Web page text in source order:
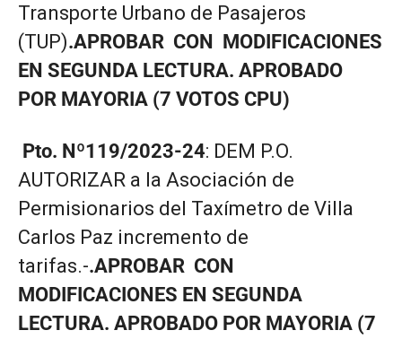
Transporte Urbano de Pasajeros
(TUP).APROBAR CON MODIFICACIONES
EN SEGUNDA LECTURA. APROBADO
POR MAYORIA (7 VOTOS CPU)
Pto. Nº119/2023-24: DEM P.O.
AUTORIZAR a la Asociación de
Permisionarios del Taxímetro de Villa
Carlos Paz incremento de
tarifas.-.APROBAR CON
MODIFICACIONES EN SEGUNDA
LECTURA. APROBADO POR MAYORIA (7